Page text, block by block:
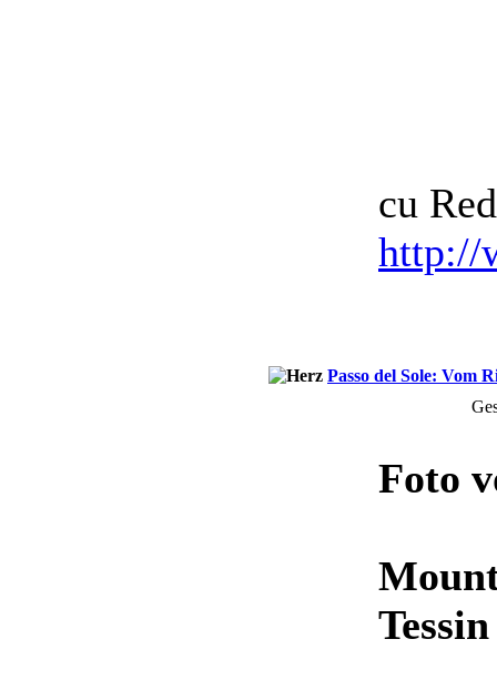
cu
http://
Passo del Sole: Vom
Foto
Tessin